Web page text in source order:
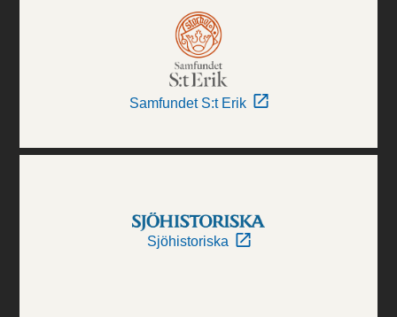
Samfundet S:t Erik
Sjöhistoriska